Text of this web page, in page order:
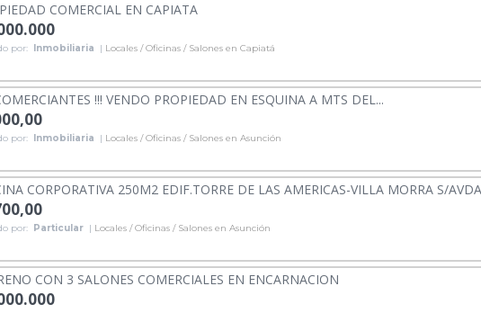
COMERCIAL EN CAPIATA
por: Inmobiliaria | Locales / Oficinas / Salones en Capiatá
!!! VENDO PROPIEDAD EN ESQUINA A MTS DEL...
por: Inmobiliaria | Locales / Oficinas / Salones en Asunción
CORPORATIVA 250M2 EDIF.TORRE DE LAS AMERICAS-VILLA MORRA S/
por: Particular | Locales / Oficinas / Salones en Asunción
CON 3 SALONES COMERCIALES EN ENCARNACION